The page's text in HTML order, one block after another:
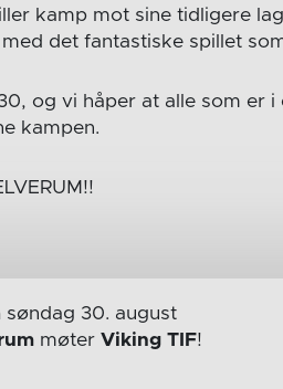
kamp mot sine tidligere
det fantastiske spillet
og vi håper at alle som er
kampen.
søndag 30. august
møter Viking TIF!